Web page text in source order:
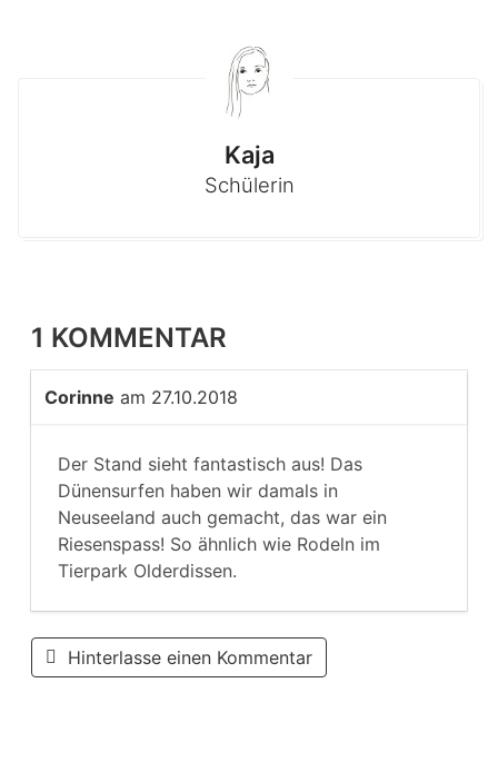
Kaja
Schülerin
1 KOMMENTAR
Corinne am 27.10.2018
Der Stand sieht fantastisch aus! Das
Dünensurfen haben wir damals in
Neuseeland auch gemacht, das war ein
Riesenspass! So ähnlich wie Rodeln im
Tierpark Olderdissen.
Hinterlasse einen Kommentar